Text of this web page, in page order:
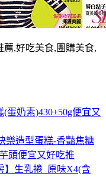
,好吃美食,團購美食,
蛋奶素)430±50g便宜又
樂造型蛋糕-香豔焦糖
頭便宜又好吃推
】生乳捲_原味X4(含